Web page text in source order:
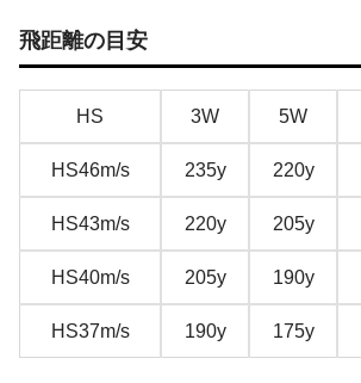
飛距離の目安
HS 3W 5W
HS46m/s 235y 220y
HS43m/s 220y 205y
HS40m/s 205y 190y
HS37m/s 190y 175y